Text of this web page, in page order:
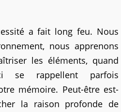
a fait long feu. Nous
nous apprenons
les éléments, quand
se rappellent parfois
mémoire. Peut-être est-
la raison profonde de